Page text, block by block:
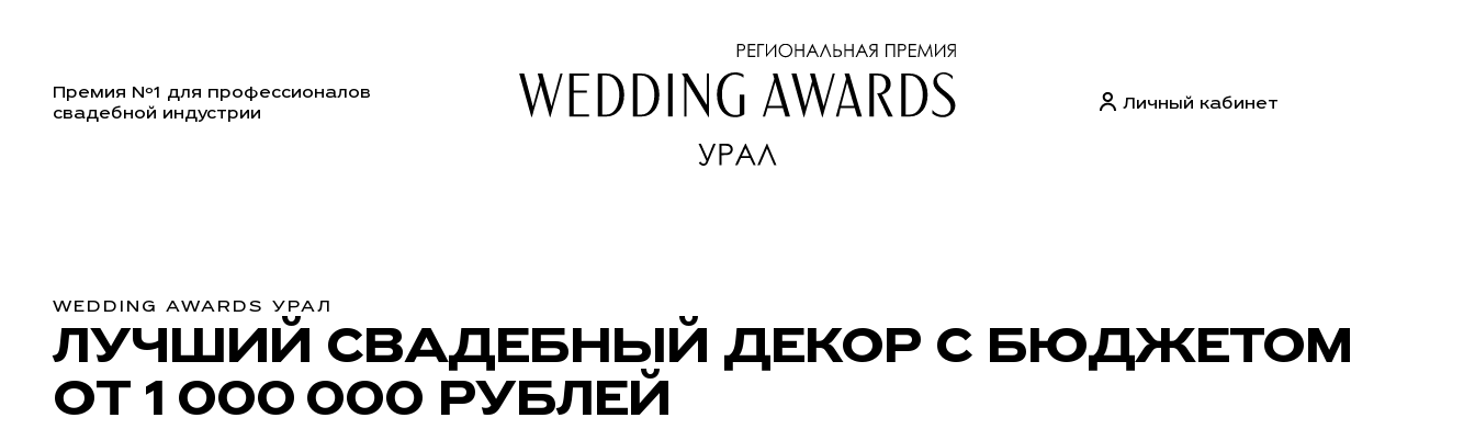
Премия Nº1 для профессионалов
свадебной индустрии
Личный кабинет
WEDDING AWARDS УРАЛ
ЛУЧШИЙ СВАДЕБНЫЙ ДЕКОР С БЮДЖЕТОМ
ОТ 1 000 000 РУБЛЕЙ